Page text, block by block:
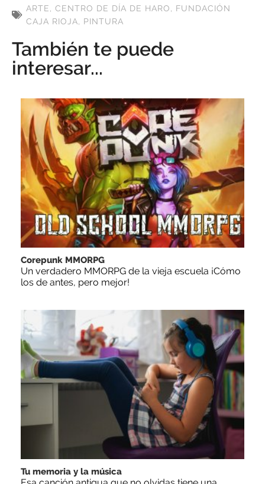
ARTE, CENTRO DE DÍA DE HARO, FUNDACIÓN
CAJA RIOJA, PINTURA
También te puede
interesar...
Corepunk MMORPG
Un verdadero MMORPG de la vieja escuela ¡Cómo
los de antes, pero mejor!
Tu memoria y la música